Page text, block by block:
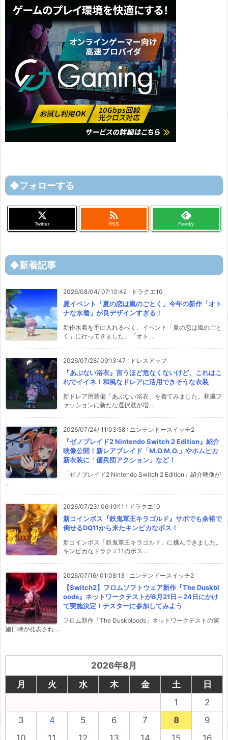
◆フォローする
Twitter

RSS Feedly
◆新着記事
2026/08/04/ 07:10:42 : ドラクエ10
夏イベント「夏の恋は嵐のごとく」今年の新作「オト
ナな水着」が良デザインすぎる！
新作水着を手に入れるべく、イベント「夏の恋は嵐のごと
く」に行ってきました。「オト ...
2026/07/28/ 09:13:47 : ドレスアップ
『あぶない浴衣』言うほど危なくないけど、これはこ
れでイイネ！和風なドレアに活用できそうな衣装
新ドレア用装備「あぶない浴衣」を着てみました。和風フ
ァッションに新たな選択肢が増 ...
2026/07/24/ 11:03:58 : ニンテンドースイッチ2
『ゼノブレイド2 Nintendo Switch 2 Edition』紹介
映像公開！新レアブレイド「M.O.M.O.」やホムヒカ
新衣装に「傭兵団アクション」など！
「ゼノブレイド2 Nintendo Switch 2 Edition」紹介映像が
...
2026/07/23/ 06:19:11 : ドラクエ10
新コインボス『鉄鬼軍王キラゴルド』サポでも余裕で
倒せるDQ11から来たキンピカなボス！
新コインボス「鉄鬼軍王キラゴルド」に挑んできました。
キンピカなドラクエ11のボス ...
2026/07/16/ 01:08:13 : ニンテンドースイッチ2
【Switch2】フロムソフトウェア新作『The Duskbl
oods』ネットワークテストが8月21日～24日にかけ
て実施決定！テスターに参加してみよう
フロム新作「The Duskbloods」ネットワークテストの実
施日時が発表され ...
2026年8月
月
火 水 木 金 土
日
1
2
3
4 5 6 7 8
9